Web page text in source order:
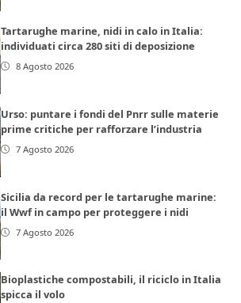
Tartarughe marine, nidi in calo in Italia:
individuati circa 280 siti di deposizione
8 Agosto 2026
Urso: puntare i fondi del Pnrr sulle materie
prime critiche per rafforzare l’industria
7 Agosto 2026
Sicilia da record per le tartarughe marine:
il Wwf in campo per proteggere i nidi
7 Agosto 2026
Bioplastiche compostabili, il riciclo in Italia
spicca il volo